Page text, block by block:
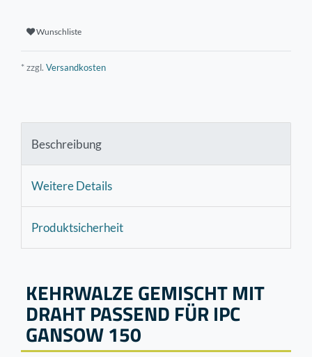
Wunschliste
* zzgl. Versandkosten
Beschreibung
Weitere Details
Produktsicherheit
KEHRWALZE GEMISCHT MIT
DRAHT PASSEND FÜR IPC
GANSOW 150